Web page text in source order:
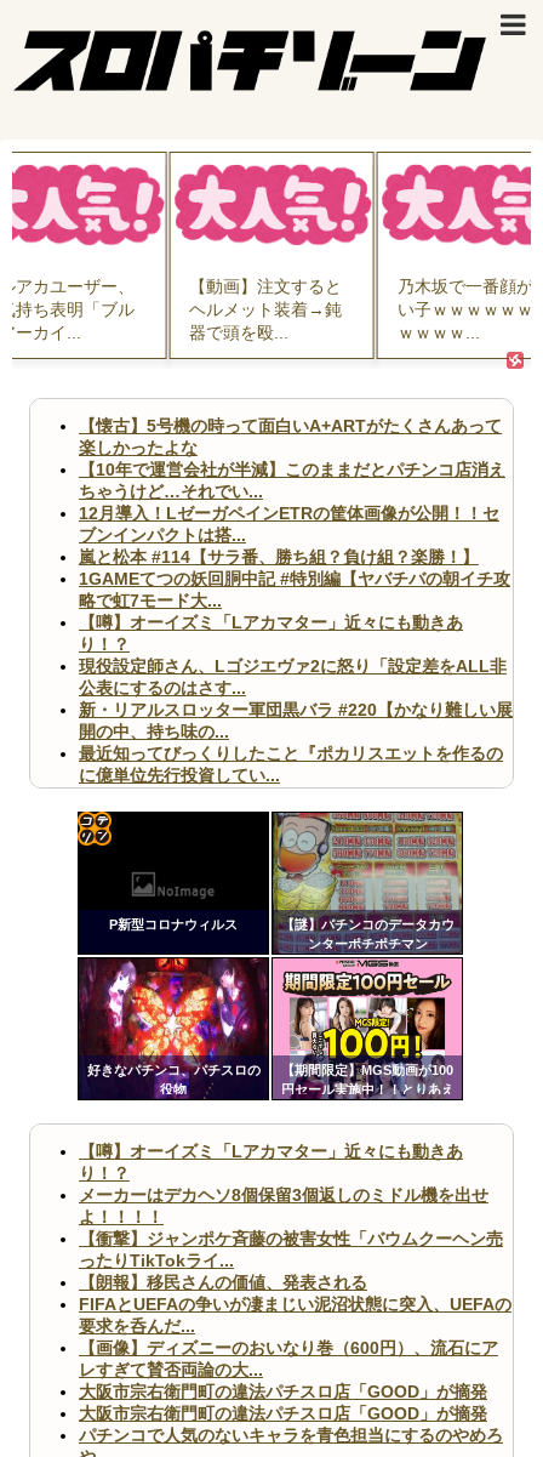
アカユーザー、
持ち表明「ブル
ーカイ...
【動画】注文すると
ヘルメット装着→鈍
器で頭を殴...
乃木坂で一番顔が
い子ｗｗｗｗｗｗ
ｗｗｗｗ...
【懐古】5号機の時って面白いA+ARTがたくさんあって
楽しかったよな
【10年で運営会社が半減】このままだとパチンコ店消え
ちゃうけど…それでい...
12月導入！LゼーガペインETRの筐体画像が公開！！セ
ブンインパクトは搭...
嵐と松本 #114【サラ番、勝ち組？負け組？楽勝！】
1GAMEてつの妖回胴中記 #特別編【ヤバチバの朝イチ攻
略で虹7モード大...
【噂】オーイズミ「Lアカマター」近々にも動きあ
り！？
現役設定師さん、Lゴジエヴァ2に怒り「設定差をALL非
公表にするのはさす...
新・リアルスロッター軍団黒バラ #220【かなり難しい展
開の中、持ち味の...
最近知ってびっくりしたこと『ポカリスエットを作るの
に億単位先行投資してい...
ますｗ」←これどうす...
【閲覧注意】俺が近くにいると機械が壊れるんだけどさ
【画像】ペプシコーラ社、「こういうのでいいんだよ」
な新商品を発売
Powered by livedoor 相互RSS
P新型コロナウィルス
【謎】パチンコのデータカウ
ンターポチポチマン
好きなパチンコ、パチスロの
役物
【期間限定】MGS動画が100
円セール実施中！！とりあえ
定リ
ンク
自動
更新
ツー
【噂】オーイズミ「Lアカマター」近々にも動きあ
り！？
メーカーはデカヘソ8個保留3個返しのミドル機を出せ
よ！！！！
【衝撃】ジャンポケ斉藤の被害女性「バウムクーヘン売
ったりTikTokライ...
【朗報】移民さんの価値、発表される
FIFAとUEFAの争いが凄まじい泥沼状態に突入、UEFAの
要求を呑んだ...
【画像】ディズニーのおいなり巻（600円）、流石にア
レすぎて賛否両論の大...
大阪市宗右衛門町の違法パチスロ店「GOOD」が摘発
大阪市宗右衛門町の違法パチスロ店「GOOD」が摘発
パチンコで人気のないキャラを青色担当にするのやめろ